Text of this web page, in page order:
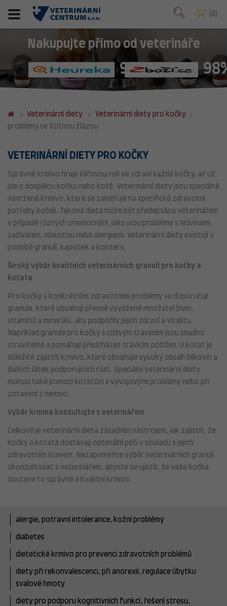
0
Nakupujte přímo od veterináře
98%
Veterinární diety
Veterinární diety pro kočky
problémy se štítnou žlázou
VETERINÁRNÍ DIETY PRO KOČKY
Správné krmivo hraje klíčovou roli ve zdraví každé kočky, ať už
jde o dospělou kočku nebo kotě. Veterinární diety jsou speciálně
navržené krmivo, které se zaměřuje na specifické zdravotní
potřeby koček. Taková dieta může být předepsána veterinářem
v případě různých onemocnění, jako jsou problémy s ledvinami,
zažíváním, obezitou nebo alergiemi. Veterinární diety existují v
podobě granulí, kapsiček a konzerv.
Široký výběr kvalitních veterinárních granulí pro kočky a
koťata
Pro kočky s konkrétními zdravotními problémy se doporučují
granule, které obsahují přesně vyvážené množství živin,
vitamínů a minerálů, aby podpořily jejich zdraví a vitalitu.
Například granule pro kočky s citlivým trávením jsou snadno
stravitelné a pomáhají předcházet trávicím potížím. U koťat je
důležité zajistit krmivo, které obsahuje vysoký obsah bílkovin a
dalších látek podporujících růst. Speciální veterinární diety
mohou také pomoci koťatům s vývojovými problémy nebo při
zotavení z nemocí.
Výběr krmiva konzultujte s veterinářem
Celkově je veterinární dieta zásadním nástrojem, jak zajistit, že
kočky a koťata dostávají optimální péči v souladu s jejich
zdravotním stavem. Nezapomeňte výběr veterinárních granulí
zkonzultovat s veterinářem, abyste se ujistili, že vaše kočka
dostane to správné a kvalitní krmivo.
alergie, potravní intolerance, kožní problémy
diabetes
dietetické krmivo pro prevenci zdravotních problémů
diety při rekonvalescenci, při anorexii, regulace úbytku
svalové hmoty
diety pro podporu kognitivních funkcí, řešení stresu,